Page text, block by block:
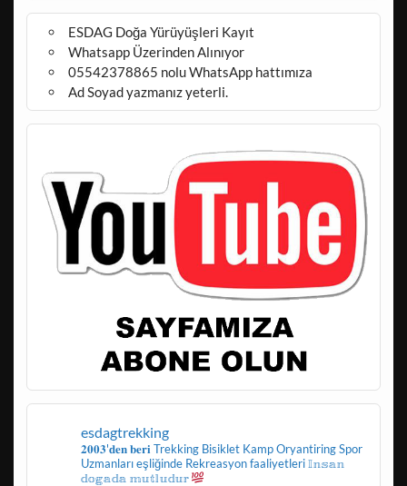
ESDAG Doğa Yürüyüşleri Kayıt
Whatsapp Üzerinden Alınıyor
05542378865 nolu WhatsApp hattımıza
Ad Soyad yazmanız yeterli.
esdagtrekking
𝟐𝟎𝟎𝟑'𝐝𝐞𝐧 𝐛𝐞𝐫𝐢 TrekkingBisikletKampOryantiringSpor
Uzmanları eşliğinde Rekreasyon faaliyetleri𝕀𝕟𝕤𝕒𝕟
𝕕𝕠𝕘𝕒𝕕𝕒 𝕞𝕦𝕥𝕝𝕦𝕕𝕦𝕣